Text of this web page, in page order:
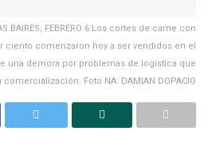
BAIRES, FEBRERO 6:Los cortes de carne con
ciento comenzaron hoy a ser vendidos en el
una demora por problemas de logística que
Foto NA: DAMIAN DOPACIO